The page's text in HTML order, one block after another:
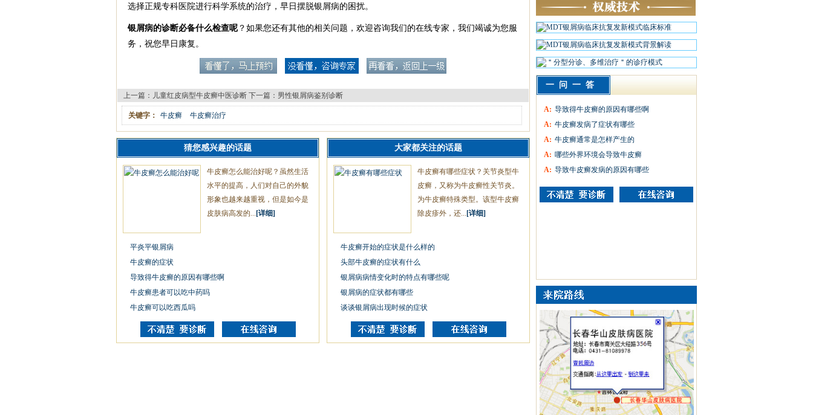
选择正规专科医院进行科学系统的治疗，早日摆脱银屑病的困扰。
银屑病的诊断必备什么检查呢 ？如果您还有其他的相关问题，欢迎咨询我们的在线专家，我们竭诚为您服
务，祝您早日康复。
上一篇： 儿童红皮病型牛皮癣中医诊断 下一篇： 男性银屑病鉴别诊断
关键字： 牛皮癣 牛皮癣治疗
猜您感兴趣的话题
牛皮癣怎么能治好呢？虽然生活
水平的提高，人们对自己的外貌
形象也越来越重视，但是如今是
皮肤病高发的... [详细]
平炎平银屑病
牛皮癣的症状
导致得牛皮癣的原因有哪些啊
牛皮癣患者可以吃中药吗
牛皮癣可以吃西瓜吗
大家都关注的话题
牛皮癣有哪些症状？关节炎型牛
皮癣，又称为牛皮癣性关节炎。
为牛皮癣特殊类型。该型牛皮癣
除皮疹外，还... [详细]
牛皮癣开始的症状是什么样的
头部牛皮癣的症状有什么
银屑病病情变化时的特点有哪些呢
银屑病的症状都有哪些
谈谈银屑病出现时候的症状
一问一答
A: 导致得牛皮癣的原因有哪些啊
A: 牛皮癣发病了症状有哪些
A: 牛皮癣通常是怎样产生的
A: 哪些外界环境会导致牛皮癣
A: 导致牛皮癣发病的原因有哪些